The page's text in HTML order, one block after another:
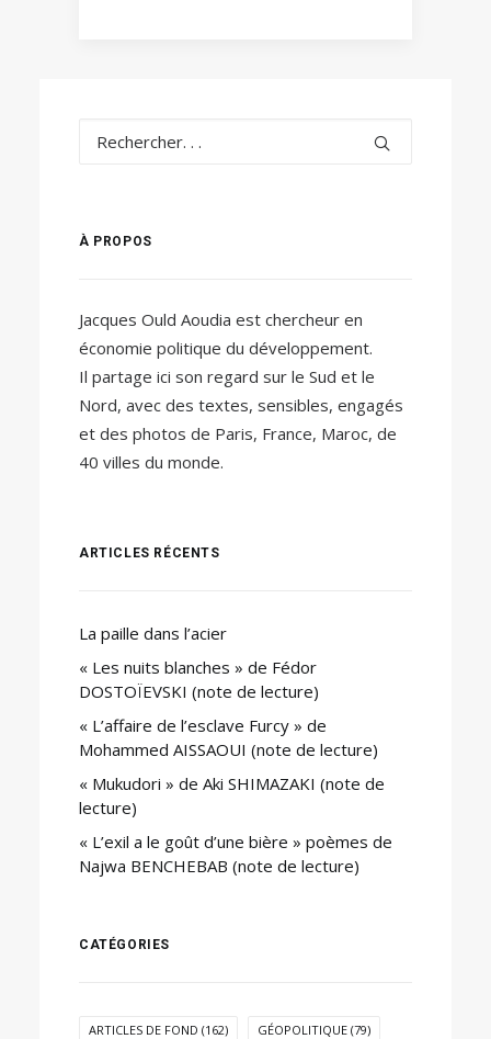
À PROPOS
Jacques Ould Aoudia est chercheur en
économie politique du développement.
Il partage ici son regard sur le Sud et le
Nord, avec des textes, sensibles, engagés
et des photos de Paris, France, Maroc, de
40 villes du monde.
ARTICLES RÉCENTS
La paille dans l’acier
« Les nuits blanches » de Fédor
DOSTOÏEVSKI (note de lecture)
« L’affaire de l’esclave Furcy » de
Mohammed AISSAOUI (note de lecture)
« Mukudori » de Aki SHIMAZAKI (note de
lecture)
« L’exil a le goût d’une bière » poèmes de
Najwa BENCHEBAB (note de lecture)
CATÉGORIES
ARTICLES DE FOND (162) GÉOPOLITIQUE (79)